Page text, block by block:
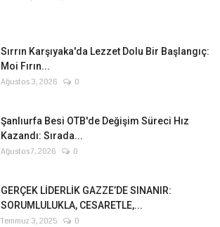
Sırrın Karşıyaka'da Lezzet Dolu Bir Başlangıç:
Moi Fırın...
Ağustos 3, 2026 0
Şanlıurfa Besi OTB'de Değişim Süreci Hız
Kazandı: Sırada...
Ağustos 7, 2026 0
GERÇEK LİDERLİK GAZZE’DE SINANIR:
SORUMLULUKLA, CESARETLE,...
Temmuz 3, 2025 0